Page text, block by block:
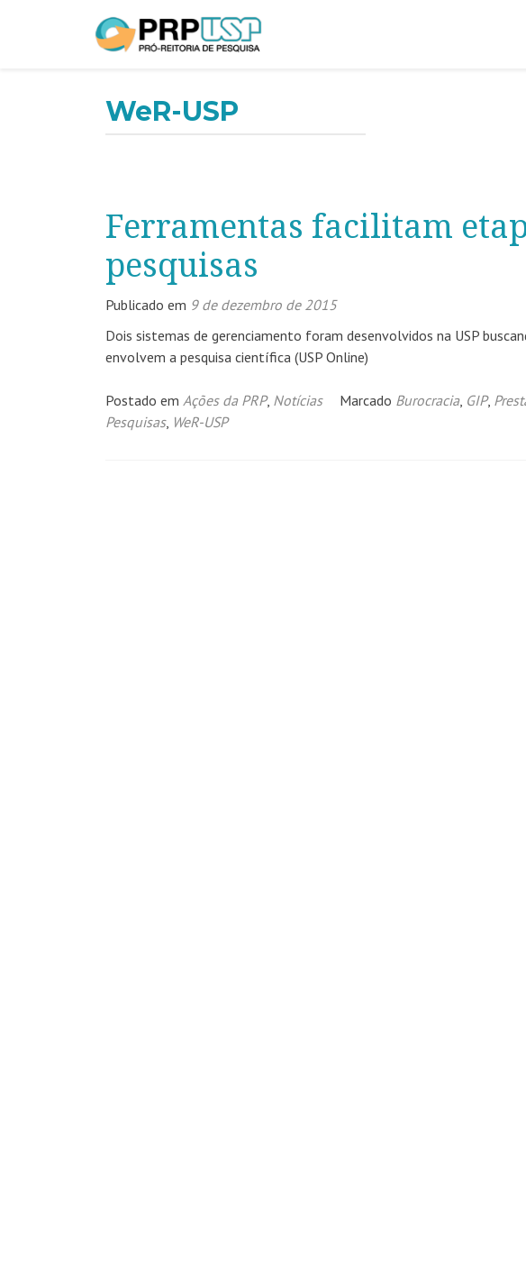
WeR-USP
Ferramentas facilitam
pesquisas
Publicado em 9 de dezembro de 2015
Dois sistemas de gerenciamento foram desenvolvidos na USP
envolvem a pesquisa científica (USP Online)
Postado em Ações da PRP, Notícias Marcado Burocracia, GIP,
Pesquisas, WeR-USP